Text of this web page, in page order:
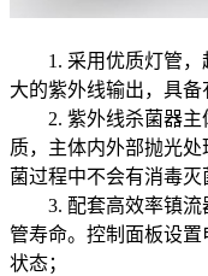
1. 采用优质灯管，
大的紫外线输出，具备
2. 紫外线杀菌器主
质，主体内外部抛光
菌过程中不会有消毒灭
3. 配套高效率镇流
管寿命。控制面板设
状态；